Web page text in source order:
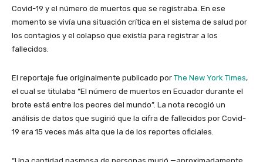
Covid-19 y el número de muertos que se registraba. En ese
momento se vivía una situación crítica en el sistema de salud por
los contagios y el colapso que existía para registrar a los
fallecidos.
El reportaje fue originalmente publicado por The New York Times,
el cual se titulaba “El número de muertos en Ecuador durante el
brote está entre los peores del mundo”. La nota recogió un
análisis de datos que sugirió que la cifra de fallecidos por Covid-
19 era 15 veces más alta que la de los reportes oficiales.